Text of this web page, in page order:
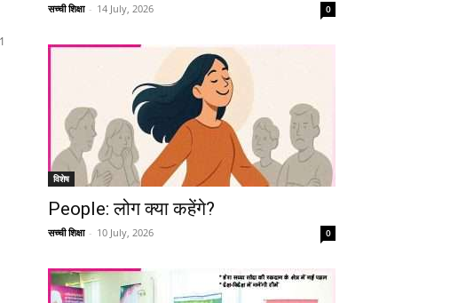
सच्ची शिक्षा - 14 July, 2026 0
विशेष
People: लोग क्या कहेंगे?
सच्ची शिक्षा - 10 July, 2026 0